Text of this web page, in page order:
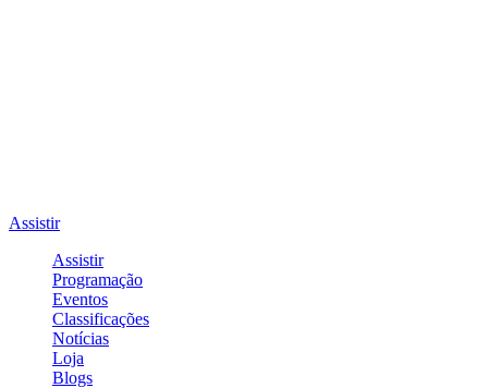
Assistir
Assistir
Programação
Eventos
Classificações
Notícias
Loja
Blogs